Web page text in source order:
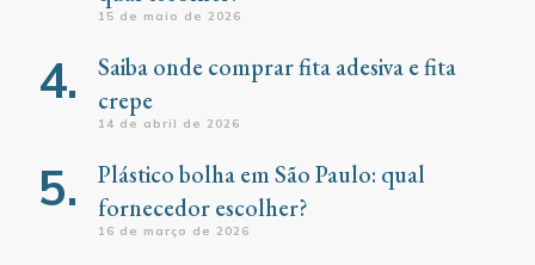
15 de maio de 2026
Saiba onde comprar fita adesiva e fita
crepe
14 de abril de 2026
Plástico bolha em São Paulo: qual
fornecedor escolher?
16 de março de 2026